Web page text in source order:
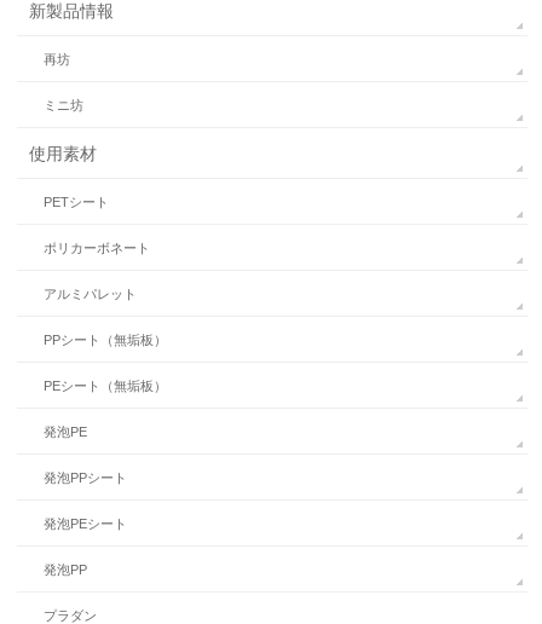
新製品情報
再坊
ミニ坊
使用素材
PETシート
ポリカーボネート
アルミパレット
PPシート（無垢板）
PEシート（無垢板）
発泡PE
発泡PPシート
発泡PEシート
発泡PP
プラダン